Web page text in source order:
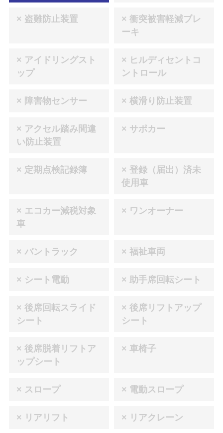
× 盗難防止装置
× 衝突被害軽減ブレ
ーキ
× アイドリングスト
ップ
× ヒルディセントコ
ントロール
× 障害物センサー × 横滑り防止装置
× アクセル踏み間違
い防止装置
× サポカー
× 定期点検記録簿
× 登録（届出）済未
使用車
× エコカー減税対象
車
× ワンオーナー
× バントラック × 福祉車両
× シート電動 × 助手席回転シート
× 後席回転スライド
シート
× 後席リフトアップ
シート
× 後席脱着リフトア
ップシート
× 車椅子
× スロープ × 電動スロープ
× リアリフト × リアクレーン